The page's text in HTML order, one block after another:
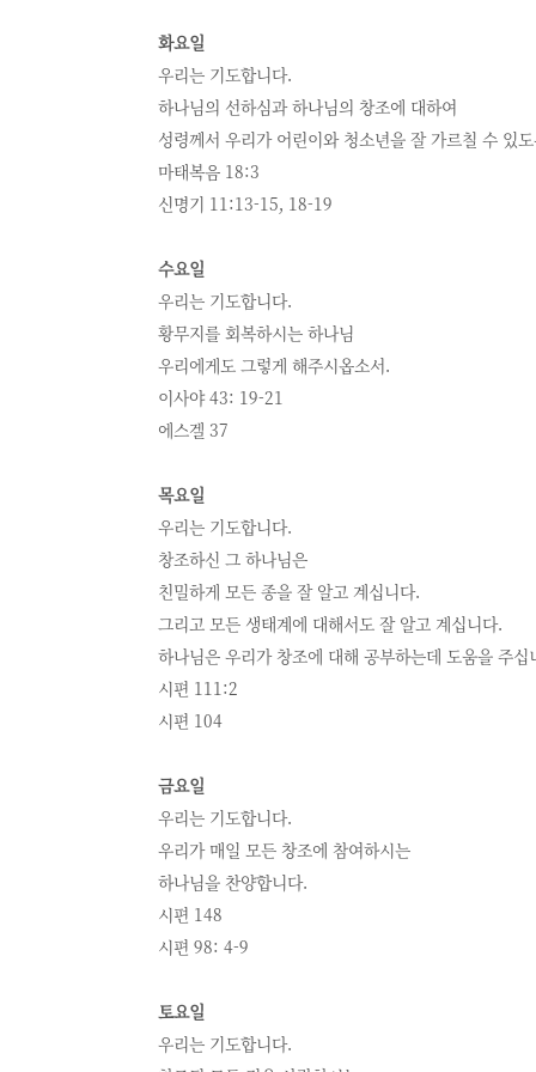
화요일
우리는 기도합니다.
하나님의 선하심과 하나님의 창조에 대하여
성령께서 우리가 어린이와 청소년을 잘 가르칠 수 있
마태복음 18:3
신명기 11:13-15, 18-19
수요일
우리는 기도합니다.
황무지를 회복하시는 하나님
우리에게도 그렇게 해주시옵소서.
이사야 43: 19-21
에스겔 37
목요일
우리는 기도합니다.
창조하신 그 하나님은
친밀하게 모든 종을 잘 알고 계십니다.
그리고 모든 생태계에 대해서도 잘 알고 계십니다.
하나님은 우리가 창조에 대해 공부하는데 도움을 주
시편 111:2
시편 104
금요일
우리는 기도합니다.
우리가 매일 모든 창조에 참여하시는
하나님을 찬양합니다.
시편 148
시편 98: 4-9
토요일
우리는 기도합니다.